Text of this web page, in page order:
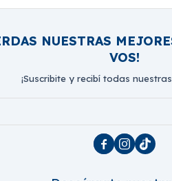
NUESTRAS
VOS!
¡Suscribite y recibí todas
  